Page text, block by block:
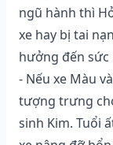
ngũ hành thì
xe hay bị tai
hưởng đến sức
- Nếu xe Màu
tượng trưng
sinh Kim. Tuổi